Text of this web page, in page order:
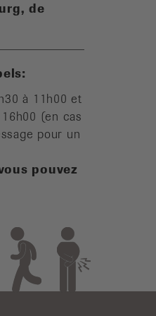
de
à 11h00 et
(en cas
pour un
pouvez